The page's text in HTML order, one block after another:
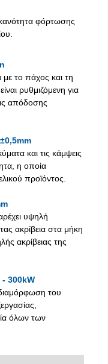
φόρτωσης
με το πάχος και τη
ρυθμιζόμενη για
απόδοσης
και τις κάμψεις
η οποία
προϊόντος.
υψηλή
ακρίβεια στα μήκη
ακρίβειας της
- 300kW
του
όλων των